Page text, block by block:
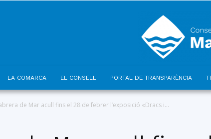
LA COMARCA EL CONSELL PORTAL DE TRANSPARÈNCIA
de Mar acull fins el 28 de febrer l’exposició «Dracs i...